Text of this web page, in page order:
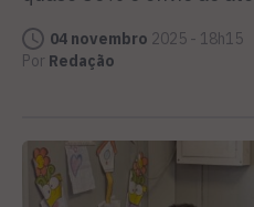
04 novembro 2025 - 18h15
Por Redação